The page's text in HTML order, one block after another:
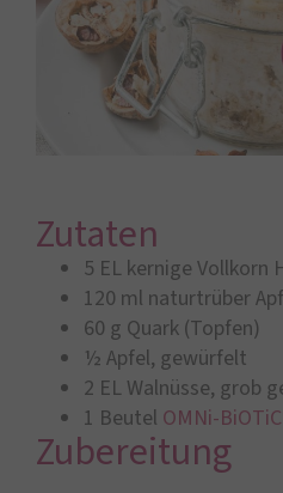
Zutaten
5 EL kernige Vollkorn
120 ml naturtrüber
60 g Quark (Topfen)
½ Apfel, gewürfelt
2 EL Walnüsse, grob
1 Beutel OMNi-
Zubereitung